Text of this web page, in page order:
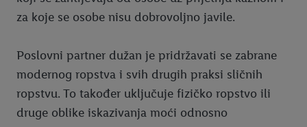
za koje se osobe nisu dobrovoljno javile.
Poslovni partner dužan je pridržavati se zabrane
modernog ropstva i svih drugih praksi sličnih
ropstvu. To također uključuje fizičko ropstvo ili
druge oblike iskazivanja moći odnosno